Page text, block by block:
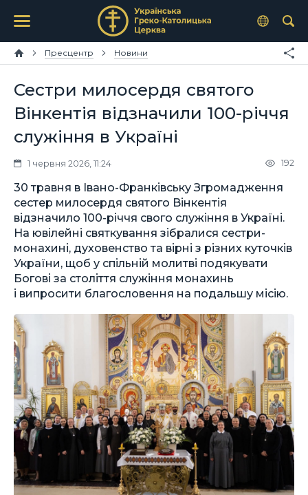
Пресцентр Новини
Сестри милосердя святого
Вінкентія відзначили 100-річчя
служіння в Україні
1 червня 2026, 11:24 192
30 травня в Івано-Франківську Згромадження
сестер милосердя святого Вінкентія
відзначило 100-річчя свого служіння в Україні.
На ювілейні святкування зібралися сестри-
монахині, духовенство та вірні з різних куточків
України, щоб у спільній молитві подякувати
Богові за століття служіння монахинь
і випросити благословення на подальшу місію.